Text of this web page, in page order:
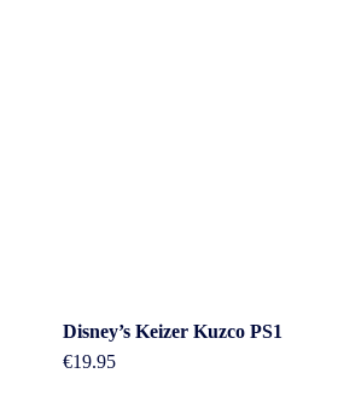
Disney’s Keizer Kuzco PS1
€19.95